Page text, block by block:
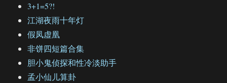
3+1=5?!
江湖夜雨十年灯
假凤虚凰
非饼四短篇合集
胆小鬼侦探和性冷淡助手
孟小仙儿算卦